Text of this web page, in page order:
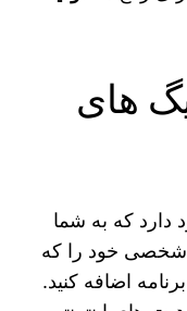
های
دارد که به شما
خود را که
اضافه کنید.